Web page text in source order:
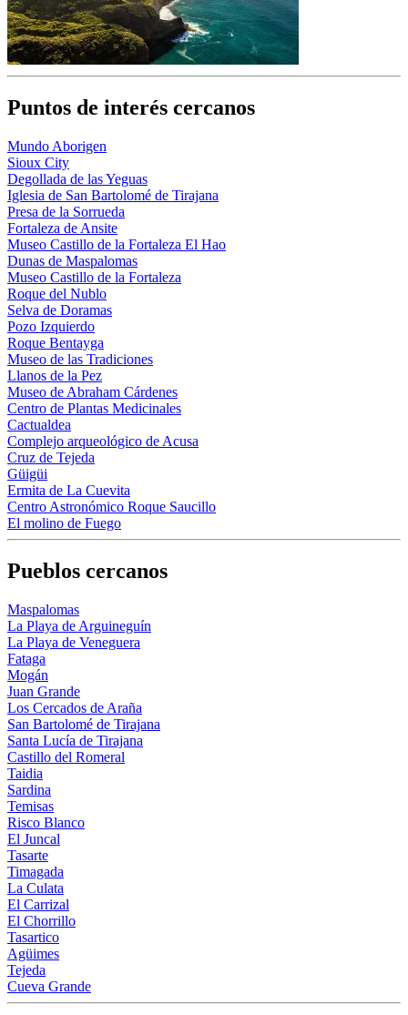
Puntos de interés cercanos
Mundo Aborigen
Sioux City
Degollada de las Yeguas
Iglesia de San Bartolomé de Tirajana
Presa de la Sorrueda
Fortaleza de Ansite
Museo Castillo de la Fortaleza El Hao
Dunas de Maspalomas
Museo Castillo de la Fortaleza
Roque del Nublo
Selva de Doramas
Pozo Izquierdo
Roque Bentayga
Museo de las Tradiciones
Llanos de la Pez
Museo de Abraham Cárdenes
Centro de Plantas Medicinales
Cactualdea
Complejo arqueológico de Acusa
Cruz de Tejeda
Güigüi
Ermita de La Cuevita
Centro Astronómico Roque Saucillo
El molino de Fuego
Pueblos cercanos
Maspalomas
La Playa de Arguineguín
La Playa de Veneguera
Fataga
Mogán
Juan Grande
Los Cercados de Araña
San Bartolomé de Tirajana
Santa Lucía de Tirajana
Castillo del Romeral
Taidia
Sardina
Temisas
Risco Blanco
El Juncal
Tasarte
Timagada
La Culata
El Carrizal
El Chorrillo
Tasartico
Agüimes
Tejeda
Cueva Grande